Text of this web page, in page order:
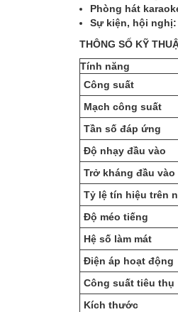
Phòng hát
Sự kiện, hội nghị:
THÔNG SỐ KỸ
Tính năng
Công suất
Mạch công suất
Tần số đáp ứng
Độ nhạy đầu vào
Trở kháng đầu vào
Tỷ lệ tín hiệu trên
Độ méo tiếng
Hệ số làm mát
Điện áp hoạt động
Công suất tiêu thụ
Kích thước